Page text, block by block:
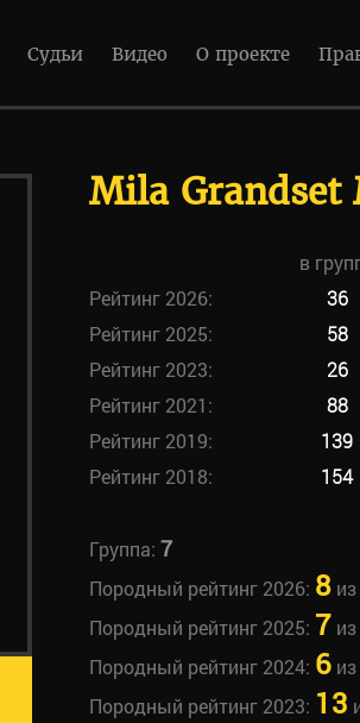
Судьи Видео О проекте
Mila Grandset
в
Рейтинг 2026:
36
Рейтинг 2025:
58
Рейтинг 2023:
26
Рейтинг 2021:
88
Рейтинг 2019:
139
Рейтинг 2018:
154
Группа: 7
Породный рейтинг 2026: 8из
Породный рейтинг 2025: 7 из
Породный рейтинг 2024: 6из
Породный рейтинг 2023: 13